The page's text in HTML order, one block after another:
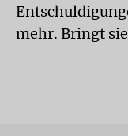
mehr. Bringt